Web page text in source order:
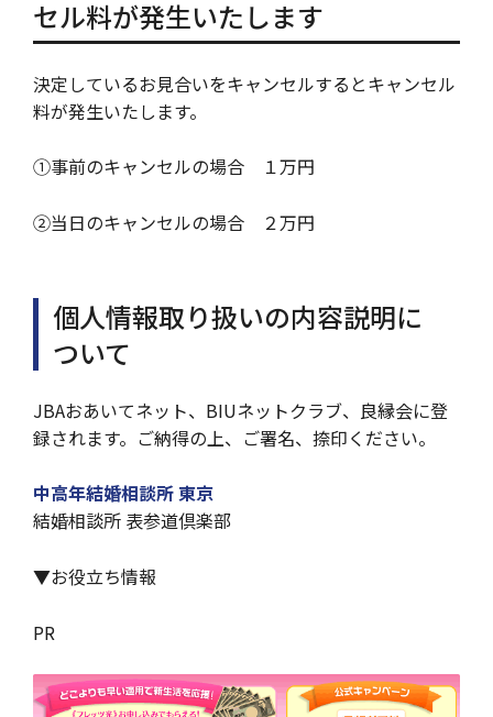
セル料が発生いたします
決定しているお見合いをキャンセルするとキャンセル
料が発生いたします。
①事前のキャンセルの場合 １万円
②当日のキャンセルの場合 ２万円
個人情報取り扱いの内容説明に
ついて
JBAおあいてネット、BIUネットクラブ、良縁会に登
録されます。ご納得の上、ご署名、捺印ください。
中高年結婚相談所 東京
結婚相談所 表参道倶楽部
▼お役立ち情報
PR